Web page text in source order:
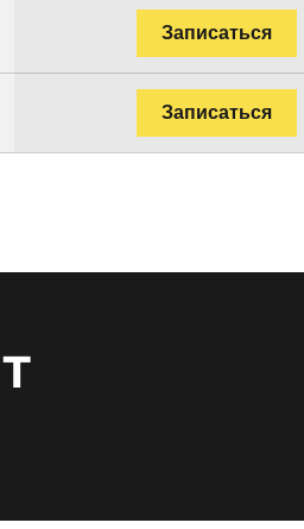
Записаться
Записаться